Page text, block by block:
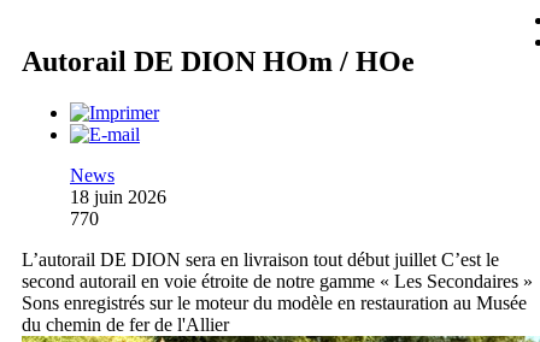
Autorail DE DION HOm / HOe
News
18 juin 2026
770
L’autorail DE DION sera en livraison tout début juillet C’est le
second autorail en voie étroite de notre gamme « Les Secondaires »
Sons enregistrés sur le moteur du modèle en restauration au Musée
du chemin de fer de l'Allier